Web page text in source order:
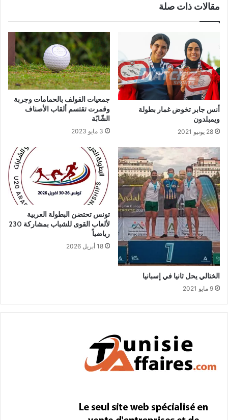
مقالات ذات صلة
أنس جابر تخوض غمار بطولة
ويمبلدون
28 يونيو 2021
جمعيات القولف بالحمامات وجربة
وقمرت تقتسم ألقاب الأصناف
الشّابّة
3 مايو 2023
الختالي يحل ثانيا في إسبانيا
9 مايو 2021
تونس تحتضن البطولة العربية
لألعاب القوى للشباب بمشاركة 230
رياضياً
18 أبريل 2026